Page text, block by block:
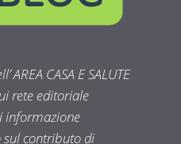
CASA E SALUTE
rete editoriale
informazione
sul contributo di